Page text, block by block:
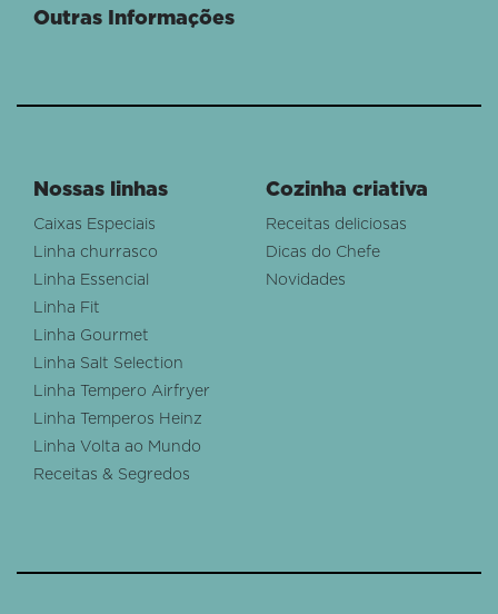
Outras Informações
Nossas linhas
Caixas Especiais
Linha churrasco
Linha Essencial
Linha Fit
Linha Gourmet
Linha Salt Selection
Linha Tempero Airfryer
Linha Temperos Heinz
Linha Volta ao Mundo
Receitas & Segredos
Cozinha criativa
Receitas deliciosas
Dicas do Chefe
Novidades